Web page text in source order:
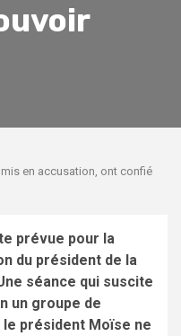
en accusation, ont confié
prévue pour la
du président de la
séance qui suscite
un groupe de
président Moïse ne